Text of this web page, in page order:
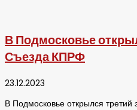
В Подмосковье
Съезда КПРФ
23.12.2023
В Подмосковье открылся